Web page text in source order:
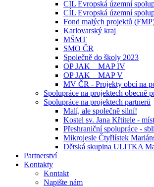
CÍL Evropská územní
CÍL Evropská územní
Fond malých projektů
Karlovarský kraj
MŠMT
SMO ČR
Společně do školy 2023
OP JAK _ MAP IV
OP JAK _ MAP V
MV ČR - Projekty obcí na
Spolupráce na projektech obecně
Spolupráce na projektech partnerů
Malí, ale společně silní!
Kostel sv. Jana Křtitele -
Přeshraniční spolupráce -
Mikrojesle Čtyřlístek
Dětská skupina ULITKA
Partnerství
Kontakty
Kontakt
Napište nám